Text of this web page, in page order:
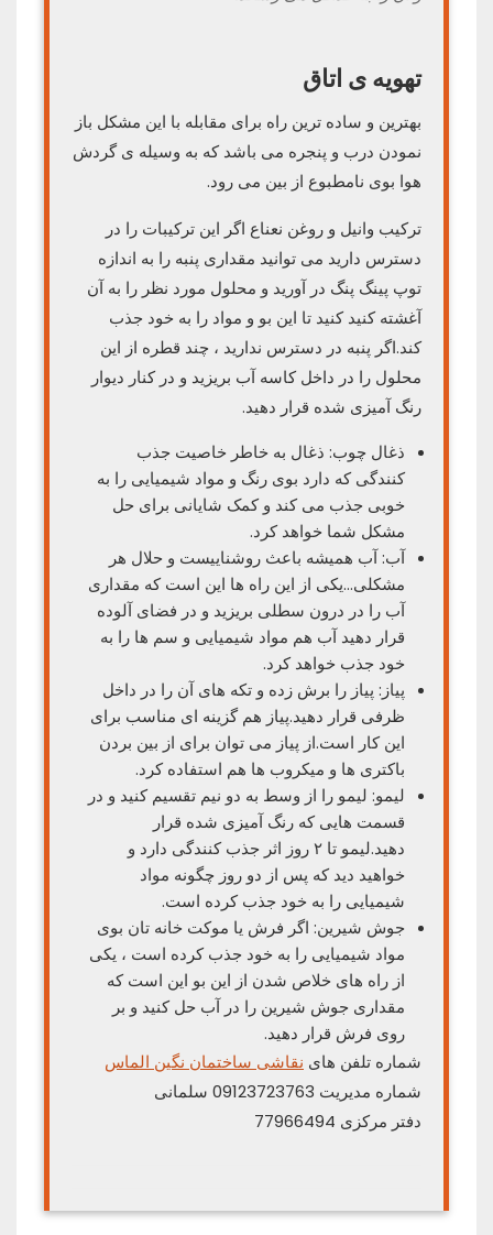
تهویه ی اتاق
بهترین و ساده ترین راه برای مقابله با این مشکل باز
نمودن درب و پنجره می باشد که به وسیله ی گردش
هوا بوی نامطبوع از بین می رود.
ترکیب وانیل و روغن نعناع اگر این ترکیبات را در
دسترس دارید می توانید مقداری پنبه را به اندازه
توپ پینگ پنگ در آورید و محلول مورد نظر را به آن
آغشته کنید کنید تا این بو و مواد را به خود جذب
کند.اگر پنبه در دسترس ندارید ، چند قطره از این
محلول را در داخل کاسه آب بریزید و در کنار دیوار
رنگ آمیزی شده قرار دهید.
ذغال چوب: ذغال به خاطر خاصیت جذب
کنندگی که دارد بوی رنگ و مواد شیمیایی را به
خوبی جذب می کند و کمک شایانی برای حل
مشکل شما خواهد کرد.
آب: آب همیشه باعث روشناییست و حلال هر
مشکلی…یکی از این راه ها این است که مقداری
آب را در درون سطلی بریزید و در فضای آلوده
قرار دهید آب هم مواد شیمیایی و سم ها را به
خود جذب خواهد کرد.
پیاز: پیاز را برش زده و تکه های آن را در داخل
ظرفی قرار دهید.پیاز هم گزینه ای مناسب برای
این کار است.از پیاز می توان برای از بین بردن
باکتری ها و میکروب ها هم استفاده کرد.
لیمو: لیمو را از وسط به دو نیم تقسیم کنید و در
قسمت هایی که رنگ آمیزی شده قرار
دهید.لیمو تا ۲ روز اثر جذب کنندگی دارد و
خواهید دید که پس از دو روز چگونه مواد
شیمیایی را به خود جذب کرده است.
جوش شیرین: اگر فرش یا موکت خانه تان بوی
مواد شیمیایی را به خود جذب کرده است ، یکی
از راه های خلاص شدن از این بو این است که
مقداری جوش شیرین را در آب حل کنید و بر
روی فرش قرار دهید.
شماره تلفن های نقاشی ساختمان نگین الماس
شماره مدیریت 09123723763 سلمانی
دفتر مرکزی 77966494